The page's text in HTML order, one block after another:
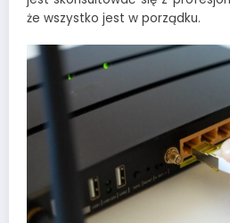
że wszystko jest w porządku.